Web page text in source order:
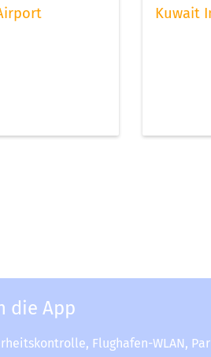
Kuwait
die App
Flughafen-WLAN,